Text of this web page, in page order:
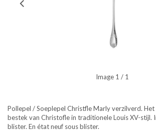
Image 1 / 1
Pollepel / Soeplepel Christfle Marly verzilverd. Het
bestek van Christofle in traditionele Louis XV-stijl.
blister. En état neuf sous blister.